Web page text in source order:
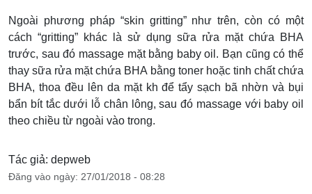
Ngoài phương pháp “skin gritting” như trên, còn có một
cách “gritting” khác là sử dụng sữa rửa mặt chứa BHA
trước, sau đó massage mặt bằng baby oil. Bạn cũng có thể
thay sữa rửa mặt chứa BHA bằng toner hoặc tinh chất chứa
BHA, thoa đều lên da mặt kh để tẩy sạch bã nhờn và bụi
bẩn bít tắc dưới lỗ chân lông, sau đó massage với baby oil
theo chiều từ ngoài vào trong.
Tác giả: depweb
Đăng vào ngày: 27/01/2018 - 08:28